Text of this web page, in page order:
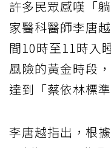
許多民眾感嘆「
家醫科醫師李唐
間10時至11時入
風險的黃金時段
達到「蔡依林標
李唐越指出，根